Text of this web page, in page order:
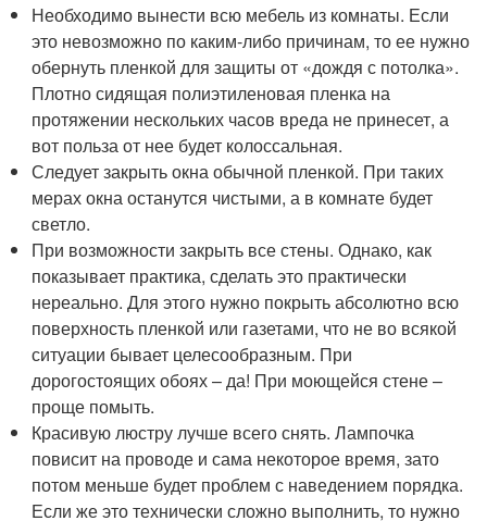
Необходимо вынести всю мебель из комнаты. Если
это невозможно по каким-либо причинам, то ее нужно
обернуть пленкой для защиты от «дождя с потолка».
Плотно сидящая полиэтиленовая пленка на
протяжении нескольких часов вреда не принесет, а
вот польза от нее будет колоссальная.
Следует закрыть окна обычной пленкой. При таких
мерах окна останутся чистыми, а в комнате будет
светло.
При возможности закрыть все стены. Однако, как
показывает практика, сделать это практически
нереально. Для этого нужно покрыть абсолютно всю
поверхность пленкой или газетами, что не во всякой
ситуации бывает целесообразным. При
дорогостоящих обоях – да! При моющейся стене –
проще помыть.
Красивую люстру лучше всего снять. Лампочка
повисит на проводе и сама некоторое время, зато
потом меньше будет проблем с наведением порядка.
Если же это технически сложно выполнить, то нужно